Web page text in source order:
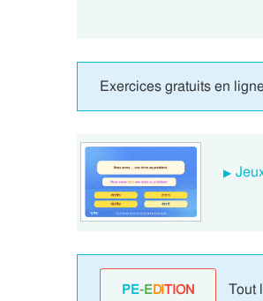
Exercices gratuits en
PE-EDITION Tout